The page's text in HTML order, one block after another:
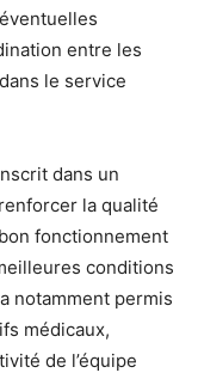
entre les
le service
dans un
la qualité
fonctionnement
conditions
notamment permis
médicaux,
de l’équipe